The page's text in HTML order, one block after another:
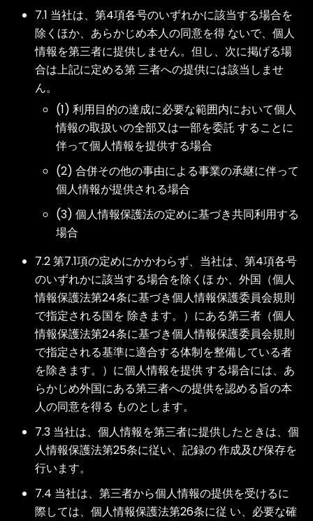
7.1 当社は、第4項各号のいずれかに該当する場合を
除くほか、あらかじめ本人の同意を得 ないで、個人
情報を第三者に提供しません。但し、次に掲げる場
合は上記に定める第 三者への提供には該当しませ
ん。
(1) 利用目的の達成に必要な範囲内において個人
情報の取扱いの全部又は一部を委託 することに
伴って個人情報を提供する場合
(2) 合併その他の事由による事業の承継に伴って
個人情報が提供される場合
(3) 個人情報保護法の定めに基づき共同利用する
場合
7.2 第7.1項の定めにかかわらず、当社は、第4項各号
のいずれかに該当する場合を除くほ か、外国（個人
情報保護法第24条に基づき個人情報保護委員会規則
で指定される国を 除きます。）にある第三者（個人
情報保護法第24条に基づき個人情報保護委員会規則
で指定される基準に適合する体制を整備している者
を除きます。）に個人情報を提供 する場合には、あ
らかじめ外国にある第三者への提供を認める旨の本
人の同意を得る ものとします。
7.3 当社は、個人情報を第三者に提供したときは、個
人情報保護法第25条に従い、記録の 作成及び保存を
行います。
7.4 当社は、第三者から個人情報の提供を受けるに
際しては、個人情報保護法第26条に従 い、必要な確